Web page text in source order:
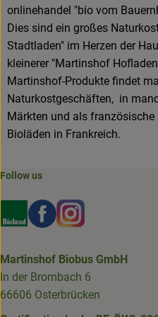
onlinehandel "bio vom
Dies sind ein großes
Stadtladen" im Herzen der
kleinerer "Martinshof
Martinshof-Produkte findet
Naturkostgeschäften, in
Märkten und als französische
Bioläden in Frankreich.
Follow us
Externer Link zu https://
Externer Link zu
Externer Link
Martinshof Biobus GmbH
In der Brombach 6
66606 Osterbrücken